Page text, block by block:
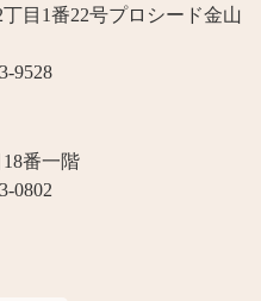
目1番22号プロシード金山
9528
番一階
0802